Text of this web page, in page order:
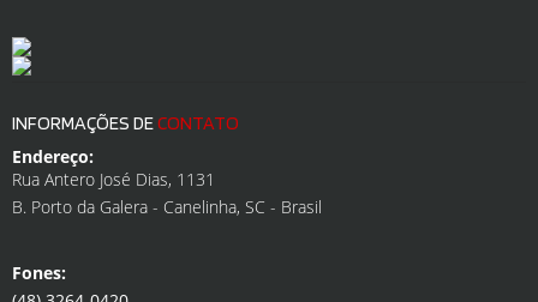
INFORMAÇÕES DECONTATO
Endereço:
Rua Antero José Dias, 1131
B. Porto da Galera - Canelinha, SC - Brasil
Fones: